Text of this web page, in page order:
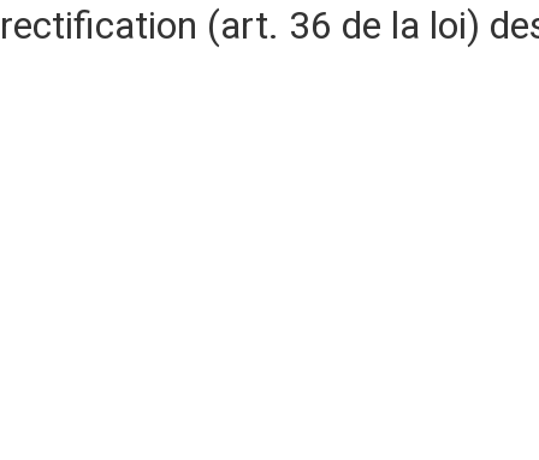
rectification (art. 36 de la loi)